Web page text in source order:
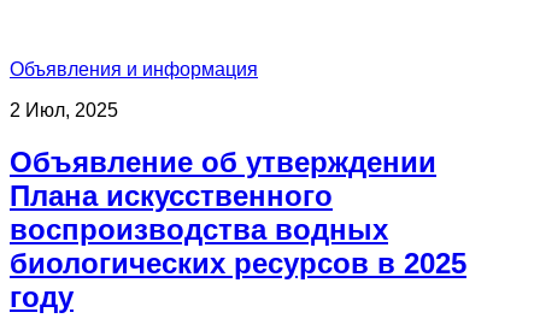
Объявления и информация
2 Июл, 2025
Объявление об утверждении
Плана искусственного
воспроизводства водных
биологических ресурсов в 2025
году